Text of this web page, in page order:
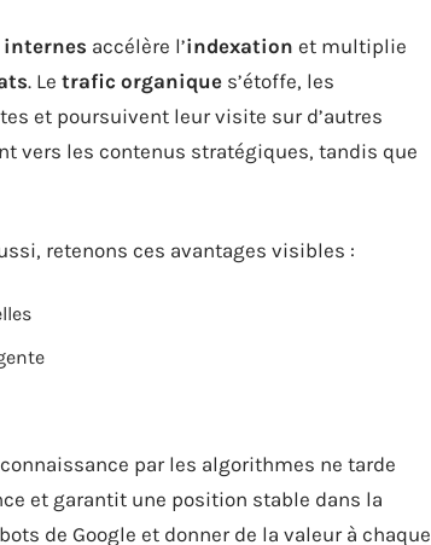
accélère l’indexation et multiplie
. Le trafic organique s’étoffe, les
et poursuivent leur visite sur d’autres
vers les contenus stratégiques, tandis que
retenons ces avantages visibles :
par les algorithmes ne tarde
et garantit une position stable dans la
de Google et donner de la valeur à chaque